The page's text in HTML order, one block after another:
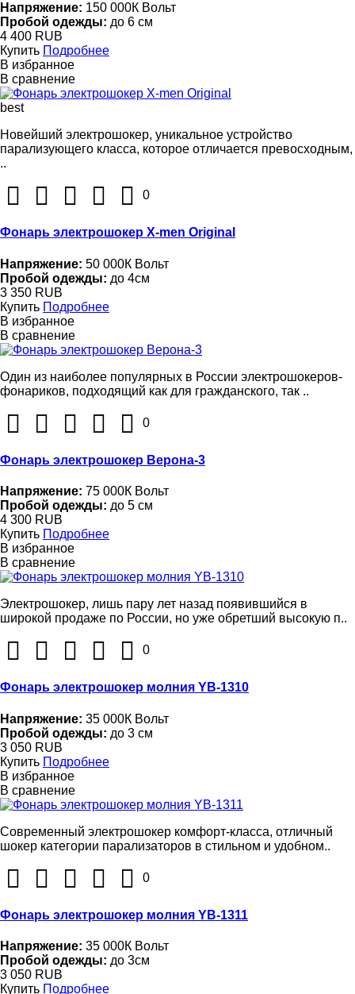
Напряжение: 150 000К Вольт
Пробой одежды: до 6 см
4 400 RUB
Купить Подробнее
В избранное
В сравнение
best
Новейший электрошокер, уникальное устройство
парализующего класса, которое отличается превосходным,
..
0
Фонарь электрошокер X-men Original
Напряжение: 50 000К Вольт
Пробой одежды: до 4см
3 350 RUB
Купить Подробнее
В избранное
В сравнение
Один из наиболее популярных в России электрошокеров-
фонариков, подходящий как для гражданского, так ..
0
Фонарь электрошокер Верона-3
Напряжение: 75 000К Вольт
Пробой одежды: до 5 см
4 300 RUB
Купить Подробнее
В избранное
В сравнение
Электрошокер, лишь пару лет назад появившийся в
широкой продаже по России, но уже обретший высокую п..
0
Фонарь электрошокер молния YB-1310
Напряжение: 35 000К Вольт
Пробой одежды: до 3 см
3 050 RUB
Купить Подробнее
В избранное
В сравнение
Современный электрошокер комфорт-класса, отличный
шокер категории парализаторов в стильном и удобном..
0
Фонарь электрошокер молния YB-1311
Напряжение: 35 000К Вольт
Пробой одежды: до 3см
3 050 RUB
Купить Подробнее